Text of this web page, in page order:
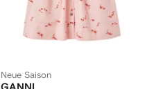
Neue Saison